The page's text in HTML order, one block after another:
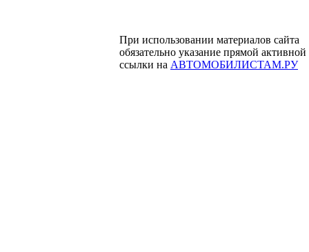
При использовании материалов сайта
обязательно указание прямой активной
ссылки на АВТОМОБИЛИСТАМ.РУ